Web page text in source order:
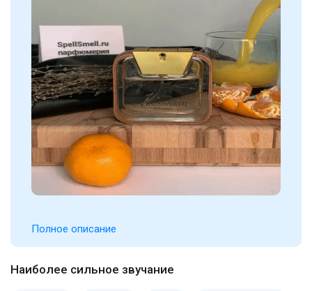
Полное описание
Наиболее сильное звучание